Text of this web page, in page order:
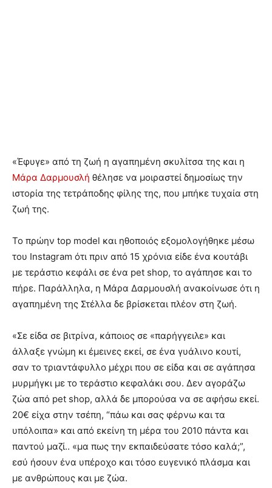
«Έφυγε» από τη ζωή η αγαπημένη σκυλίτσα της και η
Μάρα Δαρμουσλή θέλησε να μοιραστεί δημοσίως την
ιστορία της τετράποδης φίλης της, που μπήκε τυχαία στη
ζωή της.
Το πρώην top model και ηθοποιός εξομολογήθηκε μέσω
του Instagram ότι πριν από 15 χρόνια είδε ένα κουτάβι
με τεράστιο κεφάλι σε ένα pet shop, το αγάπησε και το
πήρε. Παράλληλα, η Μάρα Δαρμουσλή ανακοίνωσε ότι η
αγαπημένη της Στέλλα δε βρίσκεται πλέον στη ζωή.
«Σε είδα σε βιτρίνα, κάποιος σε «παρήγγειλε» και
άλλαξε γνώμη κι έμεινες εκεί, σε ένα γυάλινο κουτί,
σαν το τριαντάφυλλο μέχρι που σε είδα και σε αγάπησα
μυρμήγκι με το τεράστιο κεφαλάκι σου. Δεν αγοράζω
ζώα από pet shop, αλλά δε μπορούσα να σε αφήσω εκεί.
20€ είχα στην τσέπη, “πάω και σας φέρνω και τα
υπόλοιπα» και από εκείνη τη μέρα του 2010 πάντα και
παντού μαζί.. «μα πως την εκπαιδεύσατε τόσο καλά;”,
εσύ ήσουν ένα υπέροχο και τόσο ευγενικό πλάσμα και
με ανθρώπους και με ζώα.